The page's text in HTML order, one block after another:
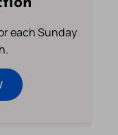
each Sunday